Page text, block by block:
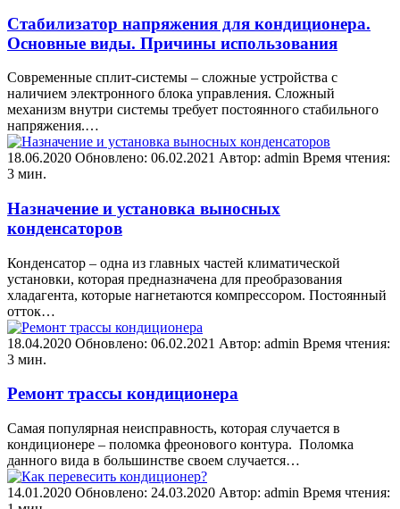
Стабилизатор напряжения для кондиционера.
Основные виды. Причины использования
Современные сплит-системы – сложные устройства с
наличием электронного блока управления. Сложный
механизм внутри системы требует постоянного стабильного
напряжения.…
18.06.2020 Обновлено: 06.02.2021 Автор: admin Время чтения:
3 мин.
Назначение и установка выносных
конденсаторов
Конденсатор – одна из главных частей климатической
установки, которая предназначена для преобразования
хладагента, которые нагнетаются компрессором. Постоянный
отток…
18.04.2020 Обновлено: 06.02.2021 Автор: admin Время чтения:
3 мин.
Ремонт трассы кондиционера
Самая популярная неисправность, которая случается в
кондиционере – поломка фреонового контура. Поломка
данного вида в большинстве своем случается…
14.01.2020 Обновлено: 24.03.2020 Автор: admin Время чтения: